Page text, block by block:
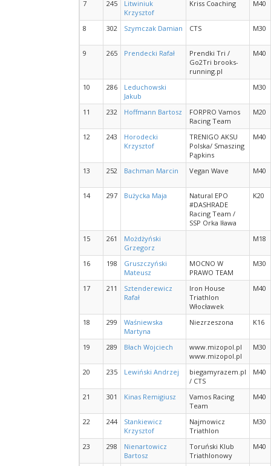
7 245
Litwiniuk
Krzysztof
Kriss Coaching M40
8 302 Szymczak Damian CTS M30
9 265 Prendecki Rafał
Prendki Tri /
Go2Tri brooks-
running.pl
M40
10 286
Leduchowski
Jakub
M30
11 232 Hoffmann Bartosz
FORPRO Vamos
Racing Team
M20
12 243
Horodecki
Krzysztof
TRENIGO AKSU
Polska/ Smaszing
Pąpkins
M40
13 252 Bachman Marcin Vegan Wave M40
14 297 Bużycka Maja
Natural EPO
#DASHRADE
Racing Team /
SSP Orka Iława
K20
15 261
Możdżyński
Grzegorz
M18
16 198
Gruszczyński
Mateusz
MOCNO W
PRAWO TEAM
M30
17 211
Sztenderewicz
Rafał
Iron House
Triathlon
Włocławek
M40
18 299
Waśniewska
Martyna
Niezrzeszona K16
19 289 Błach Wojciech
www.mizopol.pl
www.mizopol.pl
M30
20 235 Lewiński Andrzej
biegamyrazem.pl
/ CTS
M40
21 301 Kinas Remigiusz
Vamos Racing
Team
M40
22 244
Stankiewicz
Krzysztof
Najmowicz
Triathlon
M30
23 298
Nienartowicz
Bartosz
Toruński Klub
Triathlonowy
M40